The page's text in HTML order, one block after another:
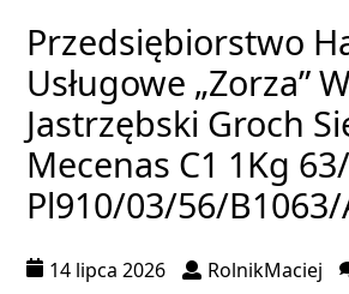
Przedsiębiorstwo
Usługowe „Zorza”
Jastrzębski Groch
Mecenas C1 1Kg
Pl910/03/56/B1063/
14 lipca 2026 RolnikMaciej